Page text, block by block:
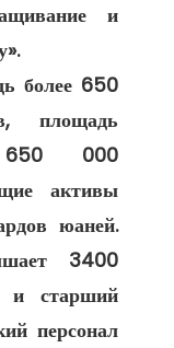
и
площадь
650 000
активы
юаней.
3400
и старший
персонал